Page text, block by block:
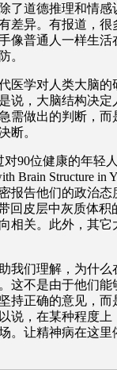
了道德推理和情
差异。有报道，
像普通人一样生
。
医学对人类大脑
说，大脑结构决
需做出的判断，
断。
对90位健康的年轻
Brain Structure in
报告他们的政治态
回皮层中灰质体
相关。此外，其
我们理解，为什
这不是由于他们
持正确的意见，
说，在某种程度
。让精神病在这